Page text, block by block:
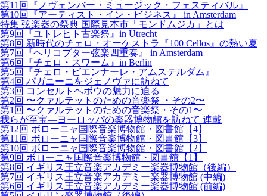
第11回『ノヴェンバー・ミュージック・フェスティバル』
第10回『アーティスト・イン・ビジネス』 in Amsterdam
特集 弦楽器の祭典 国際見本市「モンドムジカ」とは
第9回『ユトレヒト古楽祭』in Utrecht
第8回 新時代のチェロ・オーケストラ『100 Cellos』の熱い夏
第7回『ヘリコプター弦楽四重奏』 in Amsterdam
第6回『チェロ・スワーム』in Berlin
第5回『チェロ・ビエンナーレ・アムステルダム』
第4回 パガニーニをジェノヴァに訪ねて
第3回 コンセルトヘボウの魅力に迫る
第2回 〜クァルテットのための音楽祭 ・その2〜
第1回 〜クァルテットのための音楽祭・その1〜
我らが至宝―ヨーロッパの楽器博物館を訪ねて 連載
第12回 ボローニャ国際音楽博物館・図書館【4】
第11回 ボローニャ国際音楽博物館・図書館【3】
第10回 ボローニャ国際音楽博物館・図書館【2】
第9回 ボローニャ国際音楽博物館・図書館【1】
第8回 イギリス王立音楽アカデミー楽器博物館（後編）
第7回 イギリス王立音楽アカデミー楽器博物館 (中編)
第6回 イギリス王立音楽アカデミー楽器博物館 (前編)